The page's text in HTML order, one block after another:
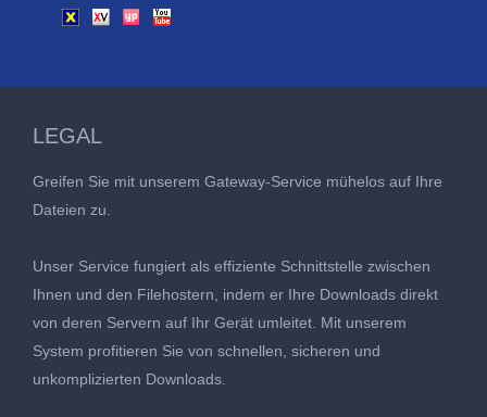
LEGAL
Greifen Sie mit unserem Gateway-Service mühelos auf Ihre
Dateien zu.
Unser Service fungiert als effiziente Schnittstelle zwischen
Ihnen und den Filehostern, indem er Ihre Downloads direkt
von deren Servern auf Ihr Gerät umleitet. Mit unserem
System profitieren Sie von schnellen, sicheren und
unkomplizierten Downloads.